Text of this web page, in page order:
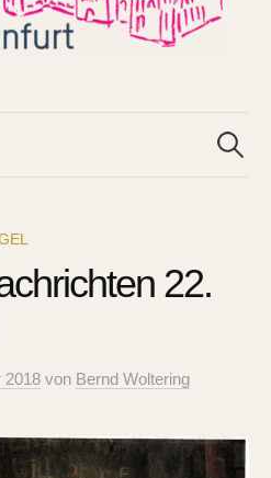
nach:
22.
2018 von Bernd Woltering